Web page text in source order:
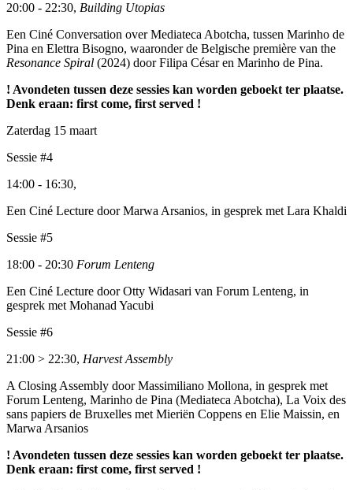
20:00 - 22:30, Building Utopias
Een Ciné Conversation over Mediateca Abotcha, tussen Marinho de
Pina en Elettra Bisogno, waaronder de Belgische première van the
Resonance Spiral (2024) door Filipa César en Marinho de Pina.
! Avondeten tussen deze sessies kan worden geboekt ter plaatse.
Denk eraan: first come, first served !
Zaterdag 15 maart
Sessie #4
14:00 - 16:30,
Een Ciné Lecture door Marwa Arsanios, in gesprek met Lara Khaldi
Sessie #5
18:00 - 20:30 Forum Lenteng
Een Ciné Lecture door Otty Widasari van Forum Lenteng, in
gesprek met Mohanad Yacubi
Sessie #6
21:00 > 22:30, Harvest Assembly
A Closing Assembly door Massimiliano Mollona, in gesprek met
Forum Lenteng, Marinho de Pina (Mediateca Abotcha), La Voix des
sans papiers de Bruxelles met Mieriën Coppens en Elie Maissin, en
Marwa Arsanios
! Avondeten tussen deze sessies kan worden geboekt ter plaatse.
Denk eraan: first come, first served !